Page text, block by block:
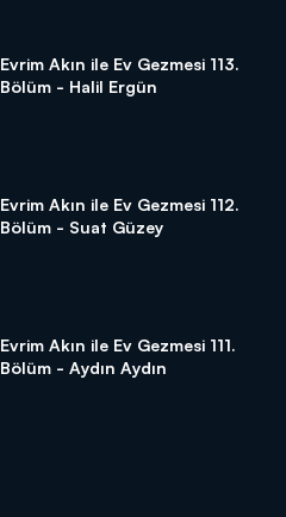
Evrim Akın ile Ev Gezmesi 113.
Bölüm - Halil Ergün
Evrim Akın ile Ev Gezmesi 112.
Bölüm - Suat Güzey
Evrim Akın ile Ev Gezmesi 111.
Bölüm - Aydın Aydın